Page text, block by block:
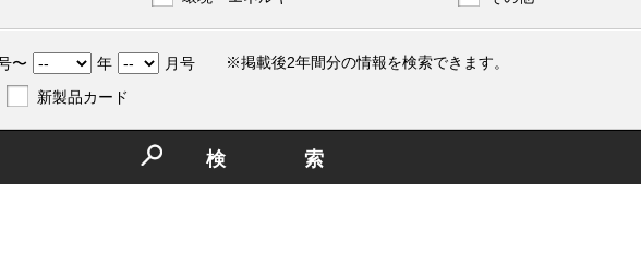
〜 年
月号
新製品カード
※掲載後2年間分の情報を検索できます。
検索